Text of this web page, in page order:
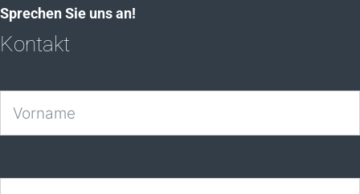
Sprechen Sie uns an!
Kontakt